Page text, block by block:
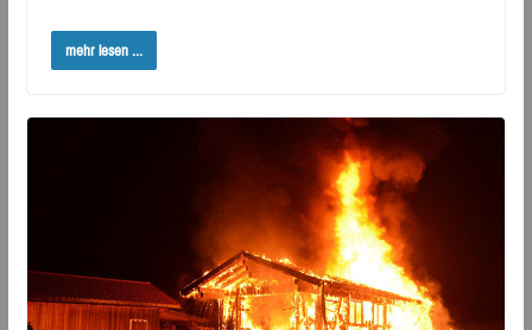
mehr lesen ...